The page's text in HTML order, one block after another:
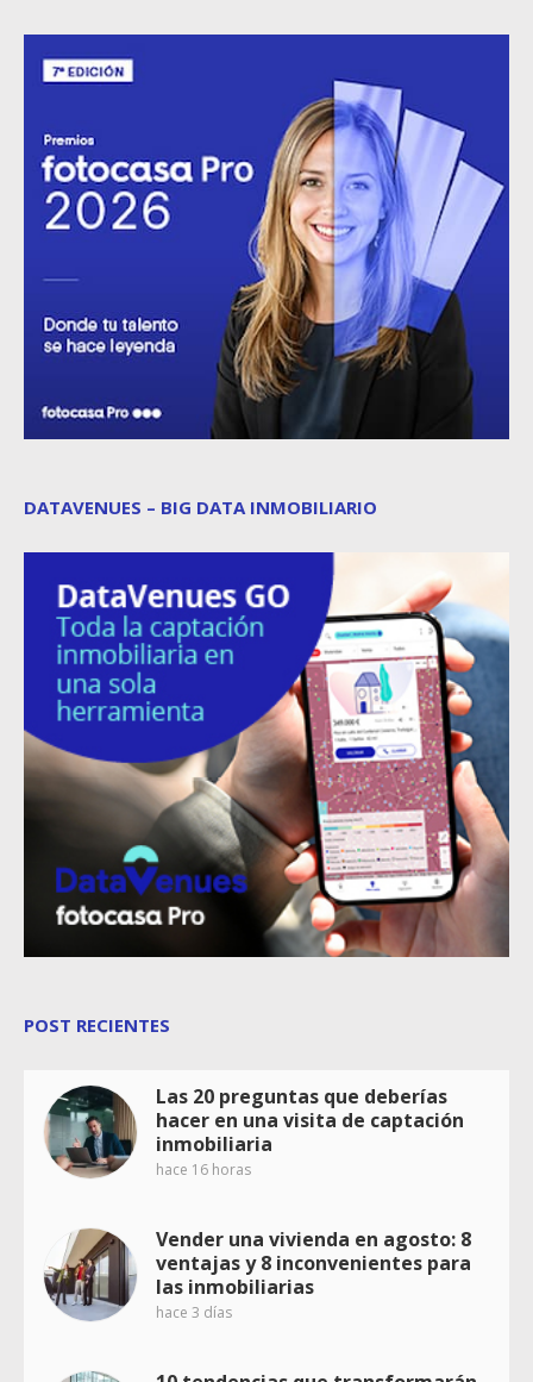
DATAVENUES – BIG DATA INMOBILIARIO
POST RECIENTES
Las 20 preguntas que deberías
hacer en una visita de captación
inmobiliaria
hace 16 horas
Vender una vivienda en agosto: 8
ventajas y 8 inconvenientes para
las inmobiliarias
hace 3 días